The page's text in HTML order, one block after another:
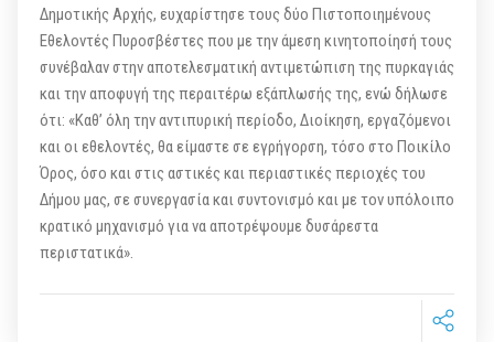
Δημοτικής Αρχής, ευχαρίστησε τους δύο Πιστοποιημένους
Εθελοντές Πυροσβέστες που με την άμεση κινητοποίησή τους
συνέβαλαν στην αποτελεσματική αντιμετώπιση της πυρκαγιάς
και την αποφυγή της περαιτέρω εξάπλωσής της, ενώ δήλωσε
ότι: «Καθ’ όλη την αντιπυρική περίοδο, Διοίκηση, εργαζόμενοι
και οι εθελοντές, θα είμαστε σε εγρήγορση, τόσο στο Ποικίλο
Όρος, όσο και στις αστικές και περιαστικές περιοχές του
Δήμου μας, σε συνεργασία και συντονισμό και με τον υπόλοιπο
κρατικό μηχανισμό για να αποτρέψουμε δυσάρεστα
περιστατικά».